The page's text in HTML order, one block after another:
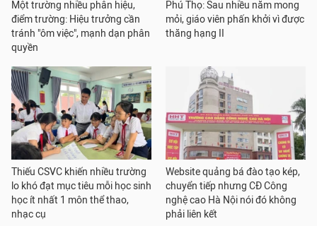
Một trường nhiều phân hiệu,
điểm trường: Hiệu trưởng cần
tránh "ôm việc", mạnh dạn phân
quyền
Phú Thọ: Sau nhiều năm mong
mỏi, giáo viên phấn khởi vì được
thăng hạng II
Thiếu CSVC khiến nhiều trường
lo khó đạt mục tiêu mỗi học sinh
học ít nhất 1 môn thể thao,
nhạc cụ
Website quảng bá đào tạo kép,
chuyển tiếp nhưng CĐ Công
nghệ cao Hà Nội nói đó không
phải liên kết